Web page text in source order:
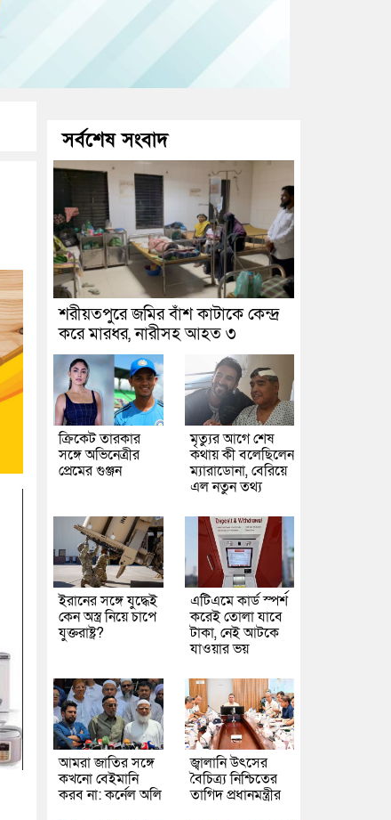
সর্বশেষ সংবাদ
শরীয়তপুরে জমির বাঁশ কাটাকে কেন্দ্র
করে মারধর, নারীসহ আহত ৩
ক্রিকেট তারকার
সঙ্গে অভিনেত্রীর
প্রেমের গুঞ্জন
মৃত্যুর আগে শেষ
কথায় কী বলেছিলেন
ম্যারাডোনা, বেরিয়ে
এল নতুন তথ্য
ইরানের সঙ্গে যুদ্ধেই
কেন অস্ত্র নিয়ে চাপে
যুক্তরাষ্ট্র?
এটিএমে কার্ড স্পর্শ
করেই তোলা যাবে
টাকা, নেই আটকে
যাওয়ার ভয়
আমরা জাতির সঙ্গে
কখনো বেইমানি
করব না: কর্নেল অলি
জ্বালানি উৎসের
বৈচিত্র্য নিশ্চিতের
তাগিদ প্রধানমন্ত্রীর